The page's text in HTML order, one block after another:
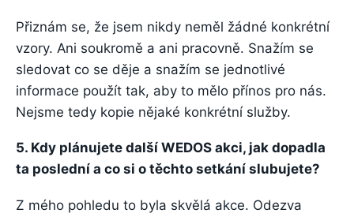
Přiznám se, že jsem nikdy neměl žádné konkrétní
vzory. Ani soukromě a ani pracovně. Snažím se
sledovat co se děje a snažím se jednotlivé
informace použít tak, aby to mělo přínos pro nás.
Nejsme tedy kopie nějaké konkrétní služby.
5. Kdy plánujete další WEDOS akci, jak dopadla
ta poslední a co si o těchto setkání slubujete?
Z mého pohledu to byla skvělá akce. Odezva